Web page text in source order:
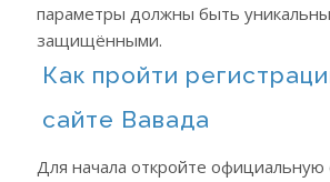
параметры должны быть
защищёнными.
Как пройти
сайте Вавада
Для начала откройте официальную